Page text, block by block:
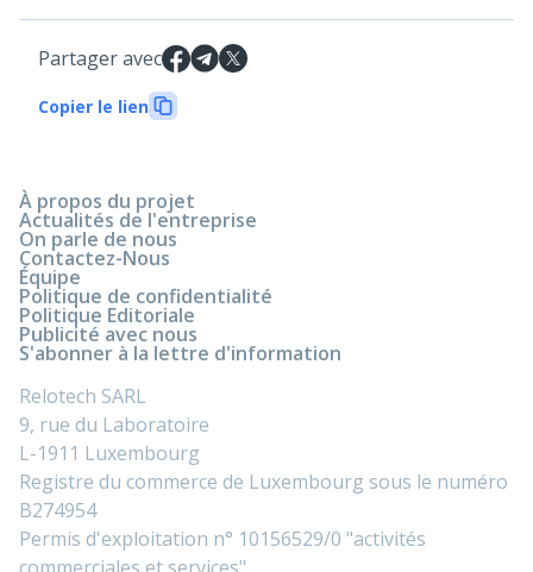
Partager avec
Copier le lien
À propos du projet
Actualités de l'entreprise
On parle de nous
Contactez-Nous
Équipe
Politique de confidentialité
Politique Editoriale
Publicité avec nous
S'abonner à la lettre d'information
Relotech SARL
9, rue du Laboratoire
L-1911 Luxembourg
Registre du commerce de Luxembourg sous le numéro
B274954
Permis d'exploitation n° 10156529/0 "activités